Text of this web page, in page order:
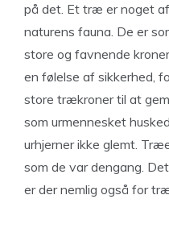
på det. Et træ er noget
naturens fauna. De er
store og favnende
en følelse af sikkerhed,
store trækroner til at
som urmennesket
urhjerner ikke glemt.
som de var dengang.
er der nemlig også for